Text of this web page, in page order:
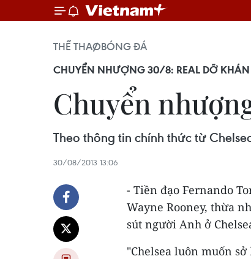
THỂ THAOBÓNG ĐÁ
CHUYỂN NHƯỢNG 30/8: REAL DỠ
Chuyển
Theo thông tin chính thức từ
30/08/2013 13:06
- Tiền đạo Fernando
Wayne Rooney, thừa
sút người Anh ở
"Chelsea luôn muốn